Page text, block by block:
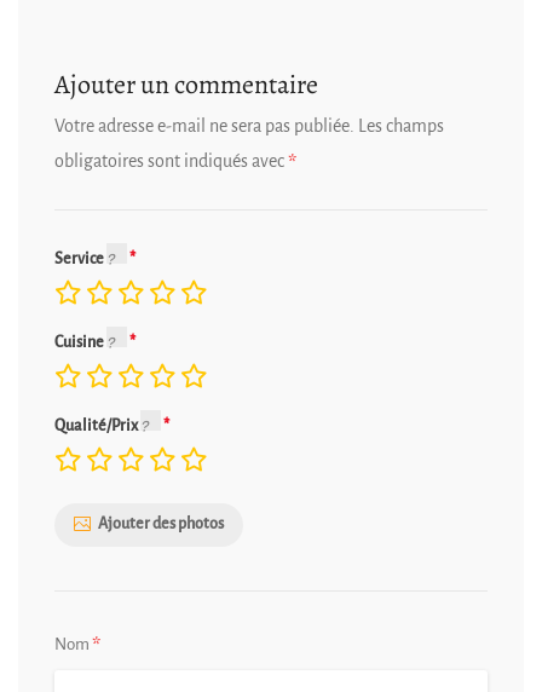
Ajouter un commentaire
Votre adresse e-mail ne sera pas publiée.
Les champs
obligatoires sont indiqués avec*
Service
Cuisine
Qualité/Prix
Ajouter des photos
Nom *